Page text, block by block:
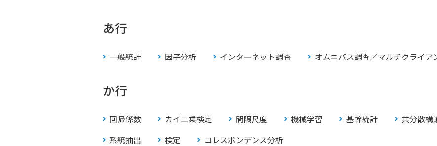
あ行
一般統計 因子分析 インターネット調査 オムニバス調査／マルチクライア
か行
回帰係数 カイ二乗検定 間隔尺度 機械学習 基幹統計 共分散構
系統抽出
検定 コレスポンデンス分析